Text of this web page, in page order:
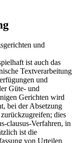
und
ist auch das
Textverarbeitung
und
Güte- und
Gerichten wird
bei der Absetzung
dies
clausus-Verfahren, in
ist die
von Urteilen